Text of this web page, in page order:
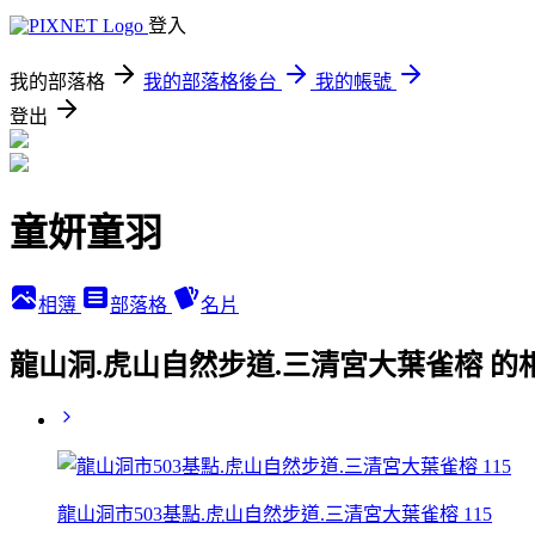
登入
我的部落格 我的部落格後台
我的帳號
登出
童妍童羽
相簿 部落格 名片
龍山洞.虎山自然步道.三清宮大葉雀榕 的
龍山洞市503基點.虎山自然步道.三清宮大葉雀榕 115